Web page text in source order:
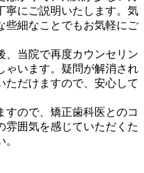
寧にご説明いたします。気
些細なことでもお気軽にご
、当院で再度カウンセリン
ゃいます。疑問が解消され
ただけますので、安心して
すので、矯正歯科医とのコ
雰囲気を感じていただくた